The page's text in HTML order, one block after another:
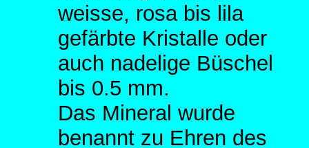
weisse, rosa bis lila
gefärbte Kristalle oder
auch nadelige Büschel
bis 0.5 mm.
Das Mineral wurde
benannt zu Ehren des